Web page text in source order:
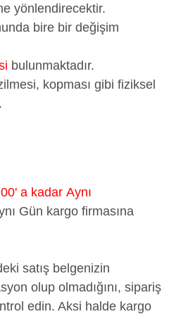
yönlendirecektir.
bire bir değişim
bulunmaktadır.
kopması gibi fiziksel
a kadar Aynı
Gün kargo firmasına
satış belgenizin
olup olmadığını, sipariş
edin. Aksi halde kargo